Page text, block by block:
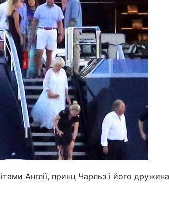
Англії, принц Чарльз і його дружина